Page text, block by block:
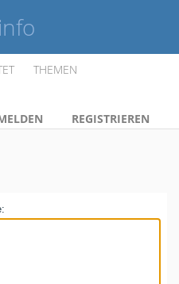
THEMEN
REGISTRIEREN